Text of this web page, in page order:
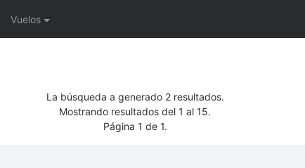
Vuelos
La búsqueda a generado 2 resultados.
Mostrando resultados del 1 al 15.
Página 1 de 1.